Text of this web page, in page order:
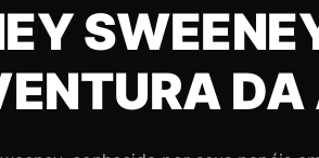
DA